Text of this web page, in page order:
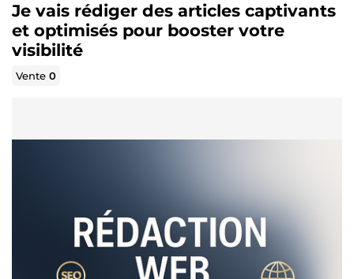
Je vais rédiger des articles captivants
et optimisés pour booster votre
visibilité
Vente0